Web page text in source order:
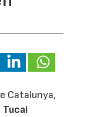
Catalunya,
Tucai